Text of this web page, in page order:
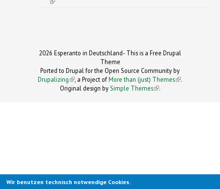
2026 Esperanto in Deutschland- This is a Free Drupal
Theme
Ported to Drupal for the Open Source Community by
Drupalizing(link is external)
, a Project ofMore than (just) Themes (link is
.
Original design by Simple Themes
(link is
.
Wir benutzen technisch notwendige Cookies.